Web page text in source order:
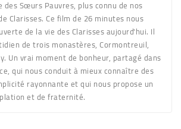
Sœurs Pauvres, plus connu de nos
Clarisses. Ce film de 26 minutes nous
de la vie des Clarisses aujourd'hui. Il
de trois monastères, Cormontreuil,
Un vrai moment de bonheur, partagé dans
qui nous conduit à mieux connaître des
rayonnante et qui nous propose un
et de fraternité.